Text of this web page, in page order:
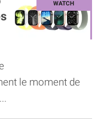
le moment de